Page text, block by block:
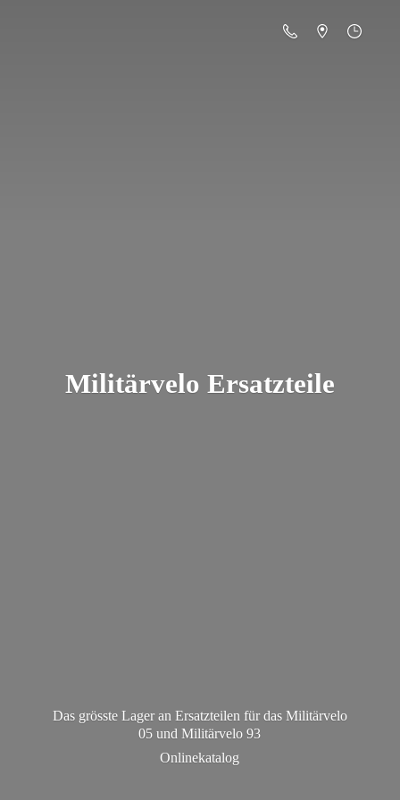
Militärvelo Ersatzteile
Das grösste Lager an Ersatzteilen für das Militärvelo
05 und Militärvelo 93
Onlinekatalog